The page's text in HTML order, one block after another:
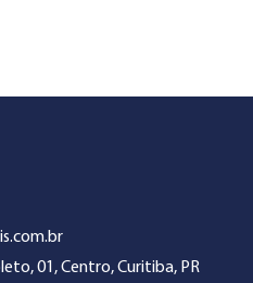
01, Centro, Curitiba, PR